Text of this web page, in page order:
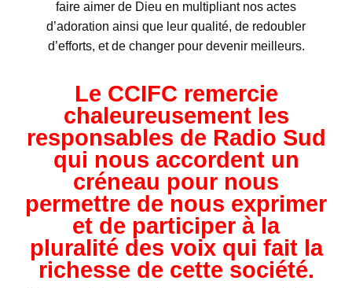
faire aimer de Dieu en multipliant nos actes
d’adoration ainsi que leur qualité, de redoubler
d’efforts, et de changer pour devenir meilleurs.
Le CCIFC remercie
chaleureusement les
responsables de Radio Sud
qui nous accordent un
créneau pour nous
permettre de nous exprimer
et de participer à la
pluralité des voix qui fait la
richesse de cette société.